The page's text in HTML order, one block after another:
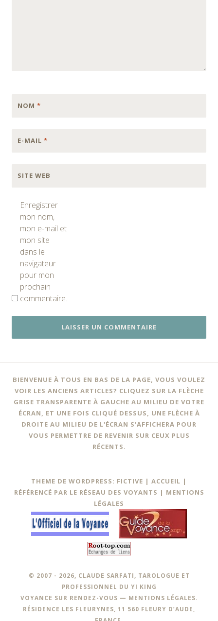
NOM *
E-MAIL *
SITE WEB
Enregistrer
mon nom,
mon e-mail et
mon site
dans le
navigateur
pour mon
prochain
commentaire.
BIENVENUE À TOUS EN BAS DE LA PAGE, VOUS VOULEZ
VOIR LES ANCIENS ARTICLES? CLIQUEZ SUR LA FLÈCHE
GRISE TRANSPARENTE À GAUCHE AU MILIEU DE VOTRE
ÉCRAN, ET UNE FOIS CLIQUÉ DESSUS, UNE FLÈCHE À
DROITE AU MILIEU DE L'ÉCRAN S'AFFICHERA POUR
VOUS PERMETTRE DE REVENIR SUR CEUX PLUS
RÉCENTS.
THEME DE WORDPRESS: FICTIVE | ACCUEIL |
RÉFÉRENCÉ PAR LE RÉSEAU DES VOYANTS | MENTIONS
LÉGALES
© 2007 - 2026, CLAUDE SARFATI, TAROLOGUE ET
PROFESSIONNEL DU YI KING
VOYANCE SUR RENDEZ-VOUS — MENTIONS LÉGALES.
RÉSIDENCE LES FLEURYNES, 11 560 FLEURY D’AUDE,